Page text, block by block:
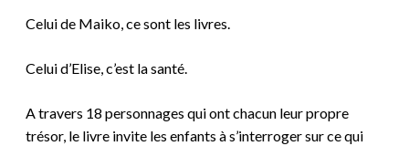
Celui de Maiko, ce sont les livres.
Celui d’Elise, c’est la santé.
A travers 18 personnages qui ont chacun leur propre
trésor, le livre invite les enfants à s’interroger sur ce qui